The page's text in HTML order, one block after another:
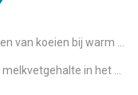
koeien bij warm weer
in het voorjaar?